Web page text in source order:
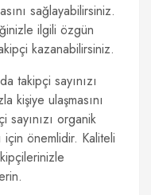
sağlayabilirsiniz.
ilgili özgün
kazanabilirsiniz.
takipçi sayınızı
kişiye ulaşmasını
sayınızı organik
için önemlidir. Kaliteli